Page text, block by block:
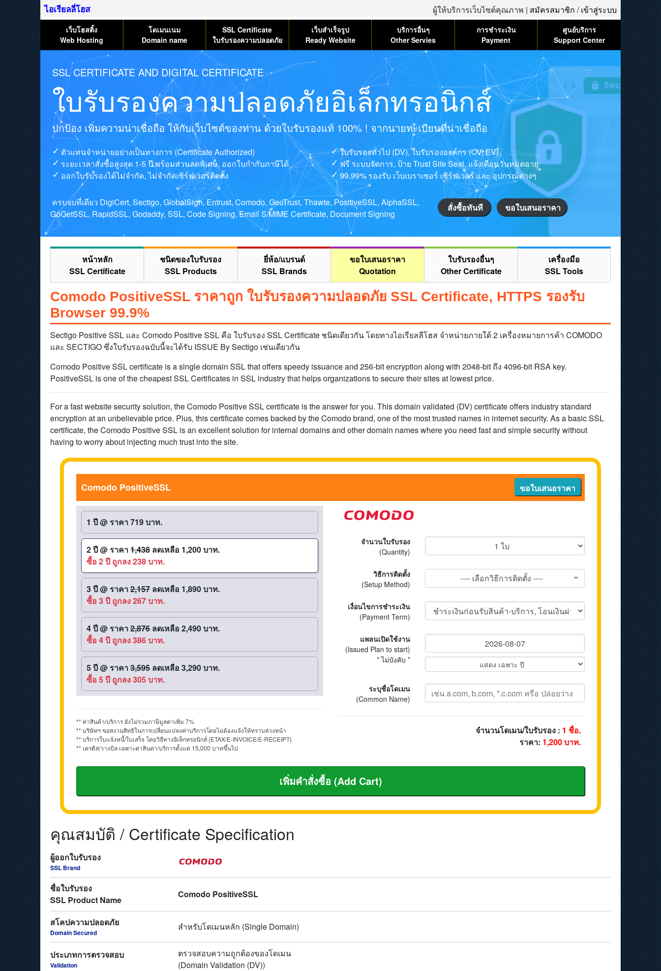
ผู้ให้บริการเว็บไซต์คุณภาพ | สมัครสมาชิก /เข้าสู่ระบบ
ไอเรียลลี่โฮส
เว็บโฮสติ้ง
Web Hosting
โดเมนเนม
Domain name
SSL Certificate
ใบรับรองความปลอดภัย
เว็บสำเร็จรูป
Ready Website
บริการอื่นๆ
Other Servies
การชำระเงิน
Payment
ศูนย์บริการ
Support Center
SSL CERTIFICATE AND DIGITAL CERTIFICATE
ใบรับรองความปลอดภัยอิเล็กทรอนิกส์
ปกป้อง เพิ่มความน่าเชื่อถือ ให้กับเว็บไซต์ของท่าน ด้วยใบรับรองแท้ 100% ! จากนายทะเบียนที่น่าเชื่อถือ
ตัวแทนจำหน่ายอย่างเป็นทางการ (Certificate Authorized)
ใบรับรองทั่วไป (DV), ใบรับรององค์กร (OV, EV)
ระยะเวลาสั่งซื้อสูงสุด 1-5 ปี พร้อมส่วนลดพิเศษ, ออกใบกำกับภาษีได้
ฟรี ระบบจัดการ, ป้าย Trust Site Seal, แจ้งเตือนวันหมดอายุ
ออกใบรับรองได้ไม่จำกัด, ไม่จำกัดเซิร์ฟเวอร์ติดตั้ง
99.99% รองรับ เว็บเบราเซอร์ เซิร์ฟเวอร์ และ อุปกรณ์ต่างๆ
ครบจบที่เดียว DigiCert, Sectigo, GlobalSign, Entrust, Comodo, GeoTrust, Thawte, PositiveSSL, AlphaSSL,
GoGetSSL, RapidSSL, Godaddy, SSL, Code Signing, Email S/MIME Certificate, Document Signing
สั่งซื้อทันที ขอใบเสนอราคา
หน้าหลัก
SSL Certificate
ชนิดของใบรับรอง
SSL Products
ยี่ห้อ/แบรนด์
SSL Brands
ขอใบเสนอราคา
Quotation
ใบรับรองอื่นๆ
Other Certificate
เครื่องมือ
SSL Tools
Comodo PositiveSSL ราคาถูก ใบรับรองความปลอดภัย SSL Certificate, HTTPS รองรับ
Browser 99.9%
Sectigo Positive SSL และ Comodo Positive SSL คือ ใบรับรอง SSL Certificate ชนิดเดียวกัน โดยทางไอเรียลลีโฮส จำหน่ายภายใต้ 2 เครื่องหมายการค้า COMODO
และ SECTIGO ซึ่งใบรับรองฉบับนี้จะได้รับ ISSUE By Sectigo เช่นเดียวกัน
Comodo Positive SSL certificate is a single domain SSL that offers speedy issuance and 256-bit encryption along with 2048-bit ถึง 4096-bit RSA key.
PositiveSSL is one of the cheapest SSL Certificates in SSL industry that helps organizations to secure their sites at lowest price.
For a fast website security solution, the Comodo Positive SSL certificate is the answer for you. This domain validated (DV) certificate offers industry standard
encryption at an unbelievable price. Plus, this certificate comes backed by the Comodo brand, one of the most trusted names in internet security. As a basic SSL
certificate, the Comodo Positive SSL is an excellent solution for internal domains and other domain names where you need fast and simple security without
having to worry about injecting much trust into the site.
ขอใบเสนอราคา
Comodo PositiveSSL
1 ปี@ ราคา 719 บาท.
2 ปี@ ราคา1,438 ลดเหลือ 1,200 บาท.
ซื้อ 2 ปี ถูกลง 238 บาท.
3 ปี@ ราคา2,157 ลดเหลือ 1,890 บาท.
ซื้อ 3 ปี ถูกลง 267 บาท.
4 ปี@ ราคา2,876 ลดเหลือ 2,490 บาท.
ซื้อ 4 ปี ถูกลง 386 บาท.
5 ปี@ ราคา3,595 ลดเหลือ 3,290 บาท.
ซื้อ 5 ปี ถูกลง 305 บาท.
** ค่าสินค้า/บริการ ยังไม่รวมภาษีมูลค่าเพิ่ม 7%
** บริษัทฯ ขอสงวนสิทธิในการเปลี่ยนแปลงค่าบริการโดยไม่ต้องแจ้งให้ทราบล่วงหน้า
** บริการใบแจ้งหนี้/ใบเสร็จ โดยวิธีทางอิเล็กทรอนิกส์ (ETAX/E-INVOICE/E-RECEIPT)
** เครดิส/วางบิล เฉพาะค่าสินค่า/บริการตั้งแต่ 15,000 บาทขึ้นไป
จำนวนใบรับรอง
(Quantity)
วิธีการติดตั้ง
(Setup Method)
---- เลือกวิธีการติดตั้ง ----
เงื่อนไขการชำระเงิน
(Payment Term)
แพลนเปิดใช้งาน
(Issued Plan to start)
* ไม่บังคับ *
ระบุชื่อโดเมน
(Common Name)
จำนวนโดเมน/ใบรับรอง : 1 ชื่อ.
ราคา: 1,200บาท.
คุณสมบัติ / Certificate Specification
ผู้ออกใบรับรอง
SSL Brand
ชื่อใบรับรอง
SSL Product Name
Comodo PositiveSSL
สโคปความปลอดภัย
Domain Secured
สำหรับโดเมนหลัก (Single Domain)
ประเภทการตรวจสอบ
Validation
ตรวจสอบความถูกต้องของโดเมน
(Domain Validation (DV))